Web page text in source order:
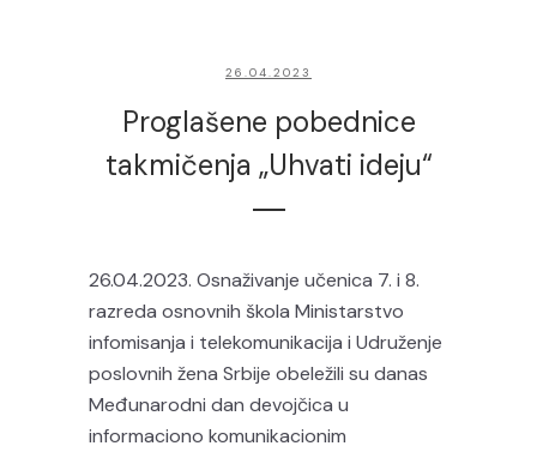
26.04.2023
Proglašene pobednice
takmičenja „Uhvati ideju“
26.04.2023. Osnaživanje učenica 7. i 8.
razreda osnovnih škola Ministarstvo
infomisanja i telekomunikacija i Udruženje
poslovnih žena Srbije obeležili su danas
Međunarodni dan devojčica u
informaciono komunikacionim